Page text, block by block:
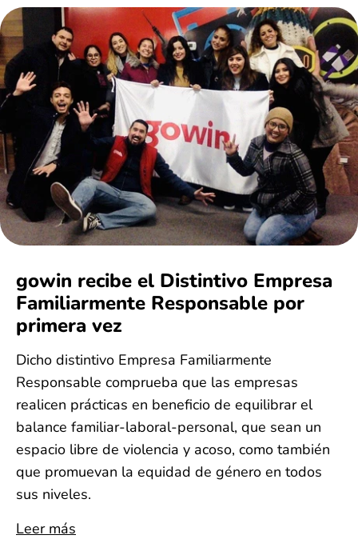
gowin recibe el Distintivo Empresa
Familiarmente Responsable por
primera vez
Dicho distintivo Empresa Familiarmente
Responsable comprueba que las empresas
realicen prácticas en beneficio de equilibrar el
balance familiar-laboral-personal, que sean un
espacio libre de violencia y acoso, como también
que promuevan la equidad de género en todos
sus niveles.
Leer más